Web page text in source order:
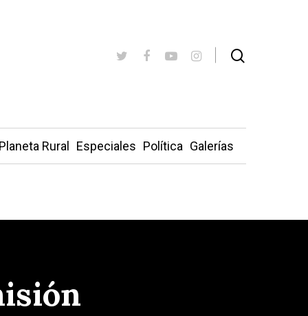
Planeta Rural Especiales Política Galerías